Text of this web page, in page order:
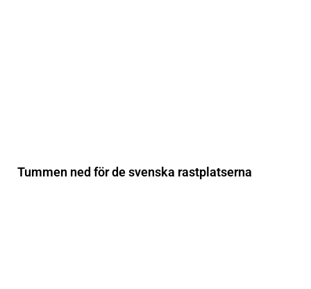
Tummen ned för de svenska rastplatserna